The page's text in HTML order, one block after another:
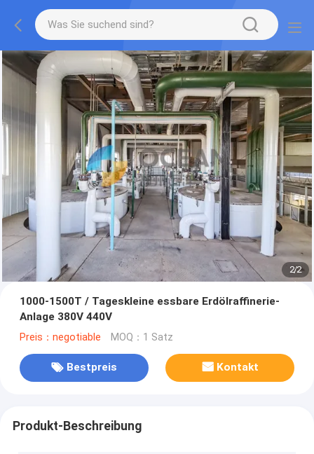
2/2
1000-1500T / Tageskleine essbare Erdölraffinerie-
Anlage 380V 440V
Preis：negotiable MOQ：1 Satz
Bestpreis Kontakt
Produkt-Beschreibung